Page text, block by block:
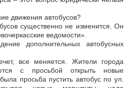
движения автобусов?
существенно не изменится. Он
ведомости».
дополнительных автобусных
все меняется. Жители города
с просьбой открыть новые
просьба пустить автобус по ул.